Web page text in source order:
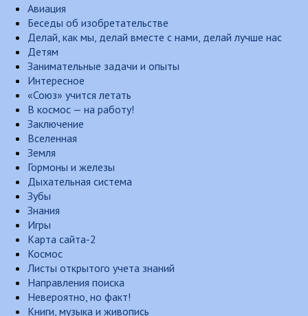
Авиация
Беседы об изобретательстве
Делай, как мы, делай вместе с нами, делай лучше нас
Детям
Занимательные задачи и опыты
Интересное
«Союз» учится летать
В космос — на работу!
Заключение
Вселенная
Земля
Гормоны и железы
Дыхательная система
Зубы
Знания
Игры
Карта сайта-2
Космос
Листы открытого учета знаний
Направления поиска
Невероятно, но факт!
Книги, музыка и живопись